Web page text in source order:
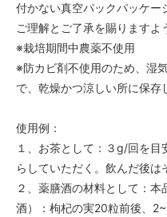
付かない真空パックパッケー
ご理解とご了承を賜りますよ
※栽培期間中農薬不使用
※防カビ剤不使用のため、湿
で、乾燥かつ涼しい所に保存
使用例：
１、お茶として：３g/回を
らしていただく。飲んだ後は
２、薬膳酒の材料として：
酒）：枸杞の実20粒前後、